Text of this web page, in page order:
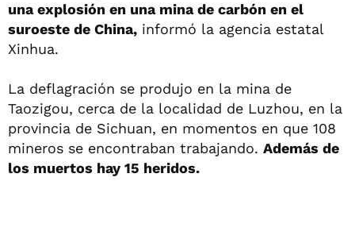
una explosión en una mina de carbón en el
suroeste de China, informó la agencia estatal
Xinhua.
La deflagración se produjo en la mina de
Taozigou, cerca de la localidad de Luzhou, en la
provincia de Sichuan, en momentos en que 108
mineros se encontraban trabajando. Además de
los muertos hay 15 heridos.